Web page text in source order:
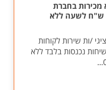
מכירות בחברת
ביטוח מובילה - 37 ש"ח לשעה ללא
/ות שירות לקוחות
נכנסות בלבד ללא